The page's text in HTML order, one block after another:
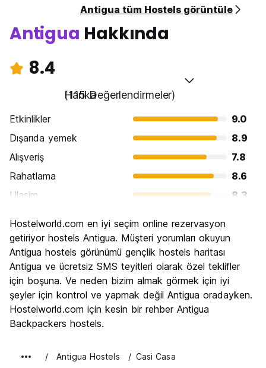
Antigua tüm Hostels görüntüle
Antigua Hakkında
8.4
Harika
(115 Değerlendirmeler)
Etkinlikler
9.0
Dışarıda yemek
8.9
Alışveriş
7.8
Rahatlama
8.6
Ulasim
8.3
Kültür
Gece hayatı
Ekonomik
7.8
Hostelworld.com en iyi seçim online rezervasyon
getiriyor hostels Antigua. Müşteri yorumları okuyun
Antigua hostels görünümü gençlik hostels haritası
Antigua ve ücretsiz SMS teyitleri olarak özel teklifler
için boşuna. Ve neden bizim almak görmek için iyi
şeyler için kontrol ve yapmak değil Antigua oradayken.
Hostelworld.com için kesin bir rehber Antigua
Backpackers hostels.
Antigua Hostels Casi Casa